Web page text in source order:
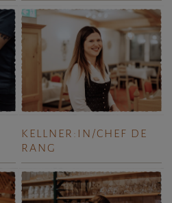
KELLNER:IN/CHEF DE
RANG